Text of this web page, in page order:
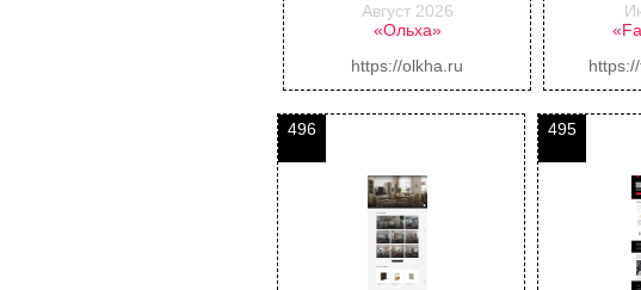
Август 2026
«Ольха»
https://olkha.ru
496 495